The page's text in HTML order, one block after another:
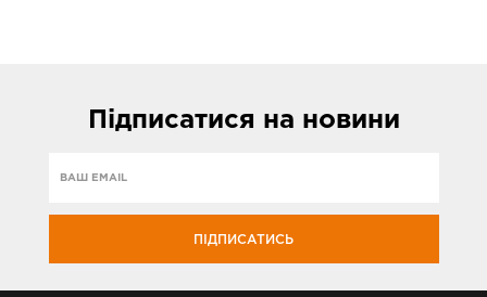
Підписатися на новини
ПІДПИСАТИСЬ